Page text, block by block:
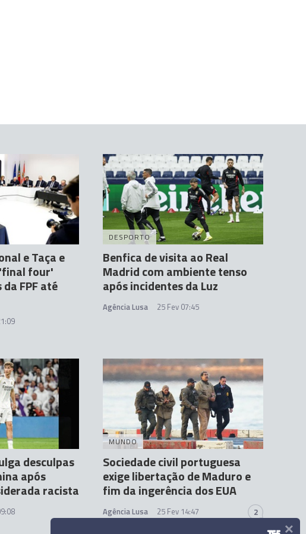
e Taça e
four'
FPF até
DESPORTO
Benfica de visita ao Real
Madrid com ambiente tenso
após incidentes da Luz
Agência Lusa 25 Fev 07:45
desculpas
após
racista
MUNDO
Sociedade civil portuguesa
exige libertação de Maduro e
fim da ingerência dos EUA
Agência Lusa 25 Fev 14:47 2
×